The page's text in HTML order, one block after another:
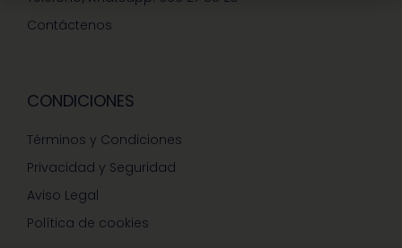
Contáctenos
CONDICIONES
Términos y Condiciones
Privacidad y Seguridad
Aviso Legal
Política de cookies